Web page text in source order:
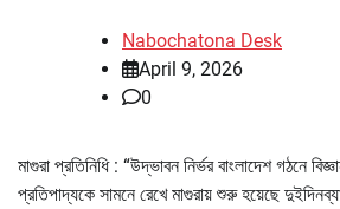
Nabochatona Desk
April 9, 2026
0
মাগুরা প্রতিনিধি : “উদ্ভাবন নির্ভর বাংলাদেশ গঠনে
প্রতিপাদ্যকে সামনে রেখে মাগুরায় শুরু হয়েছে